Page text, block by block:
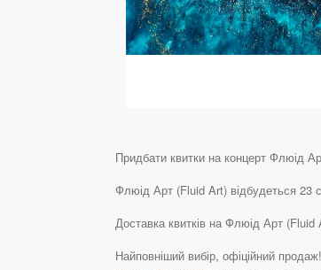
Придбати квитки на концерт Флюід
Флюід Арт (Fluid Art) відбудеться 23
Доставка квитків на Флюід Арт
Найповніший вибір, офіційний